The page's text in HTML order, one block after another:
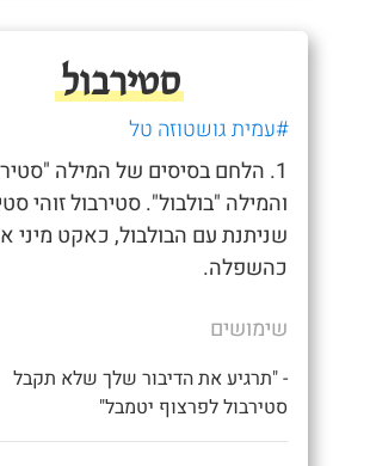
סטירבול
#עמית גושטוזה טל
1. הלחם בסיסים של המילה
והמילה "בולבול". סטירבול זוהי
שניתנת עם הבולבול, כאקט מיני
כהשפלה.
שימושים
- "תרגיע את הדיבור שלך שלא תקבל
סטירבול לפרצוף יטמבל"